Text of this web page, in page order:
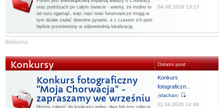
oraz podróżach po całym świecie - wiemy, że trudno to
od razu ogarnąć, więc nasi nowi forumowicze mogą w
tym dziale zadać dowolne pytanie, a z czasem ich post
będzie przeniesiony w odpowiednią lokalizację.
04.08.2026 13:17
Konkursy Ostatni post
Konkurs fotograficzny
"Moja Chorwacja" -
zapraszamy we wrześniu
Można zgłosić do konkursu jedno, dwa lub trzy zdjęcia
Konkurs
fotograficzn...
(stachan)
11.04.2026 14:48